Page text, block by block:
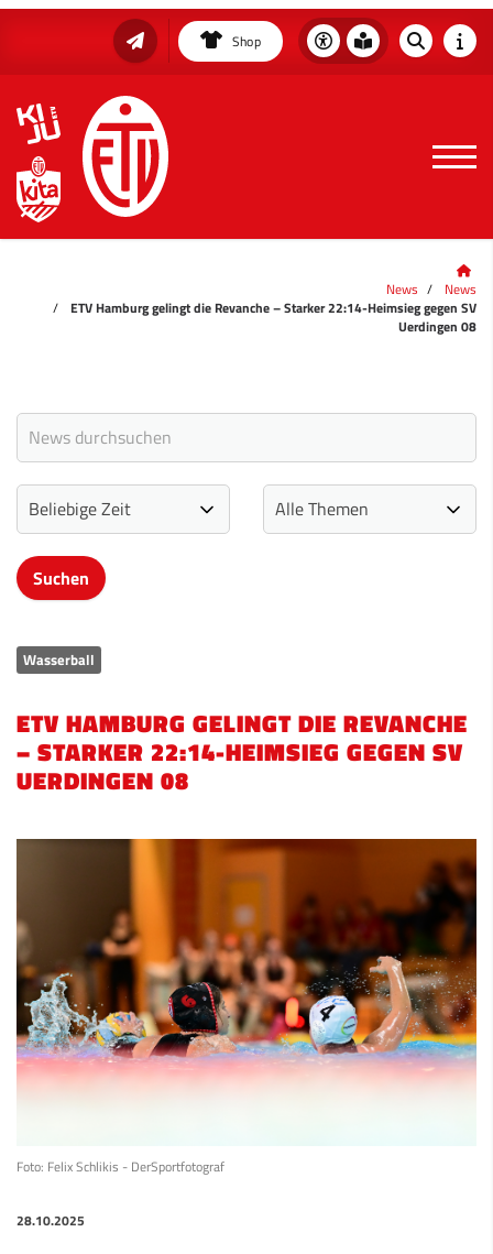
Shop
News
News
ETV Hamburg gelingt die Revanche – Starker 22:14-Heimsieg gegen SV
Uerdingen 08
Wasserball
ETV HAMBURG GELINGT DIE REVANCHE
– STARKER 22:14-HEIMSIEG GEGEN SV
UERDINGEN 08
Foto: Felix Schlikis - DerSportfotograf
28.10.2025